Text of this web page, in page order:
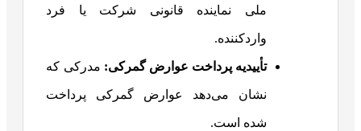
ملی نماینده قانونی شرکت یا فرد
واردکننده.
تأییدیه پرداخت عوارض گمرکی: مدرکی که
نشان می‌دهد عوارض گمرکی پرداخت
شده است.